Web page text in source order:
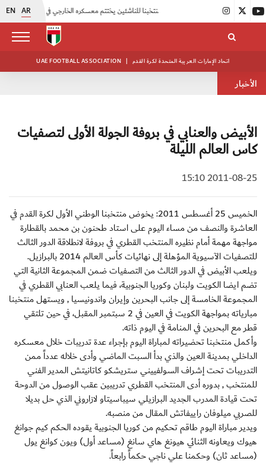
EN AR
اتحاد الكرة يُنظم ورشة عمل للمراقبين المعتمدين |
UAE FOOTBALL ASSOCIATION | اتحاد الإمارات العربية المتحدة لكرة القدم
الأخبار
الأبيض والعنابي في بروفة الجولة الأولى لتصفيات
كاس العالم الليلة
2011-08-25 15:10
الخميس 25 أغسطس 2011: يخوض منتخبنا الوطني الأول لكرة القدم في
العاشرة والنصف من مساء اليوم على استاد طحنون بن محمد بالقطارة
مواجهة مهمة أمام نظيره المنتخب القطري في بروفة لانطلاقة الدور الثالث
للتصفيات الآسيوية المؤهلة إلى نهائيات كأس العالم 2014 بالبرازيل.
ويلعب الأبيض في الدور الثالث من التصفيات ضمن المجموعة الثانية التي
تضم ايضا الكويت ولبنان وكوريا الجنوبية، فيما يلعب العنابي القطري في
المجموعة الخامسة إلى جانب البحرين وإيران واندونيسيا , ويستهل منتخبنا
مبارياته بمواجهة الكويت في العين في 2 سبتمبر المقبل، في حين تلتقي
قطر مع البحرين في المنامة في اليوم ذاته.
وأكمل منتخبنا تحضيراته لمباراة اليوم بإجراء عدة تدريبات خلال معسكره
الداخلي بمدينة العين والذي بدأ السبت الماضي وأدى خلاله عدداً ممن
التدريبات تحت إشراف السولفييني ستريشكو كاتانيتش المدير الفني
للمنتخب , بدوره أدى المنتخب القطري تدريبين عقب الوصول من الدوحة
تحت قيادة المدرب الجديد البرازيلي سيباسيتاو لازاروني الذي حل بديلا
للصربي ميلوفان راييفاتش المقال من منصبه.
ويدير مباراة اليوم طاقم تحكيم من كوريا الجنوبية يقوده الحكم كيم جوانغ
هيوك ويعاونه الثنائي هيونغ هاي سانغ (مساعد أول) ويون كوانغ يول
(مساعد ثان) وحكمنا علي ناجي حكماً رابعاً.